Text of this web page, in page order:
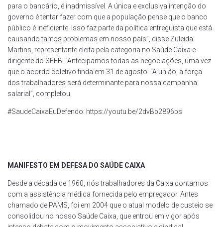
para o bancário, é inadmissível. A única e exclusiva intenção do
governo é tentar fazer com que a população pense que o banco
público é ineficiente. Isso faz parte da política entreguista que está
causando tantos problemas em nosso país”, disse Zuleida
Martins, representante eleita pela categoria no Saúde Caixa e
dirigente do SEEB. “Antecipamos todas as negociações, uma vez
que o acordo coletivo finda em 31 de agosto. “A união, a força
dos trabalhadores será determinante para nossa campanha
salarial”, completou.
#SaudeCaixaEuDefendo: https://youtu.be/2dvBb2896bs
MANIFESTO EM DEFESA DO SAÚDE CAIXA
Desde a década de 1960, nós trabalhadores da Caixa contamos
com a assistência médica fornecida pelo empregador. Antes
chamado de PAMS, foi em 2004 que o atual modelo de custeio se
consolidou no nosso Saúde Caixa, que entrou em vigor após